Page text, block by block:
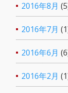
2016年8月
2016年7月
2016年6月
2016年2月